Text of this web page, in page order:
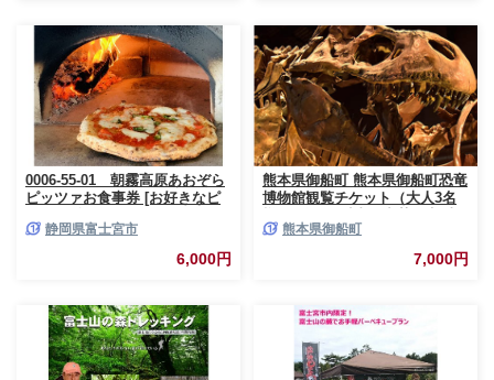
0006-55-01 朝霧高原あおぞら
ピッツァお食事券 [お好きなピ
静岡県富士宮市
6,000円
熊本県御船町 熊本県御船町恐竜
博物館観覧チケット（大人3名
日祝除く)》 熊本県御船町恐竜
熊本県御船町
7,000円